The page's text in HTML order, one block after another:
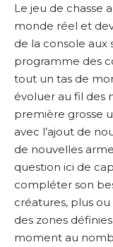
Le jeu de chasse
monde réel et
de la console aux
programme des
tout un tas de
évoluer au fil des
première grosse
avec l’ajout de
de nouvelles
question ici de
compléter son
créatures, plus
des zones
moment au